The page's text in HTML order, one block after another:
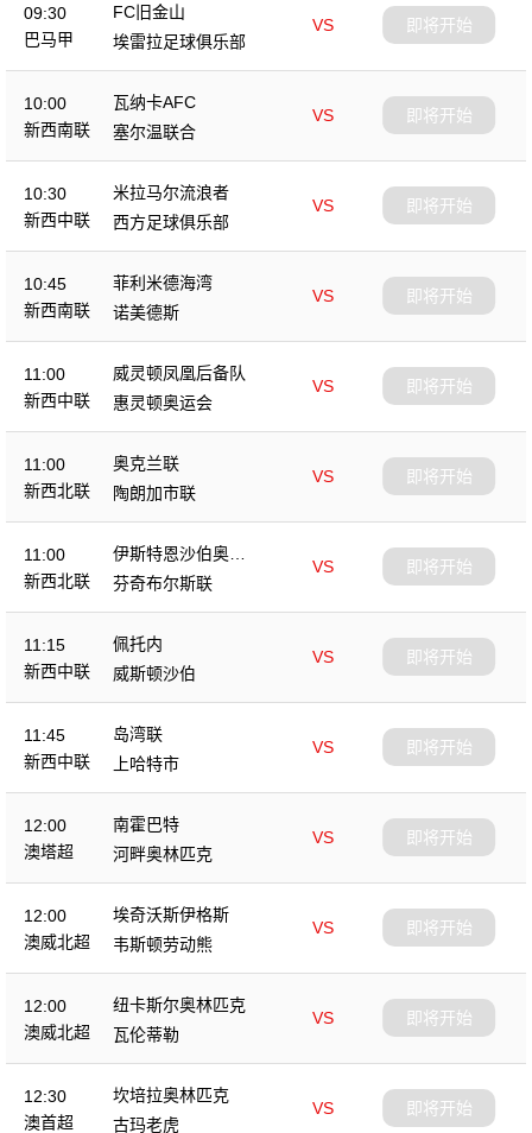
09:30
巴马甲
FC旧金山
VS
埃雷拉足球俱乐部
即将开始
10:00
新西南联
瓦纳卡AFC
VS
塞尔温联合
即将开始
10:30
新西中联
米拉马尔流浪者
VS
西方足球俱乐部
即将开始
10:45
新西南联
菲利米德海湾
VS
诺美德斯
即将开始
11:00
新西中联
威灵顿凤凰后备队
VS
惠灵顿奥运会
即将开始
11:00
新西北联
奥克兰联
VS
陶朗加市联
即将开始
11:00
新西北联
伊斯特恩沙伯奥克
兰
VS
芬奇布尔斯联
即将开始
11:15
新西中联
佩托内
VS
威斯顿沙伯
即将开始
11:45
新西中联
岛湾联
VS
上哈特市
即将开始
12:00
澳塔超
南霍巴特
VS
河畔奥林匹克
即将开始
12:00
澳威北超
埃奇沃斯伊格斯
VS
韦斯顿劳动熊
即将开始
12:00
澳威北超
纽卡斯尔奥林匹克
VS
瓦伦蒂勒
即将开始
12:30
澳首超
坎培拉奥林匹克
VS
古玛老虎
即将开始